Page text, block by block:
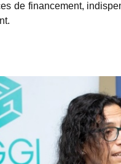
de financement,